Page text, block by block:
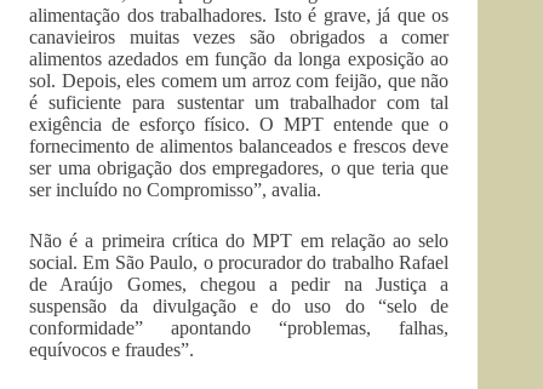
alimentação dos trabalhadores. Isto é grave, já que os
canavieiros muitas vezes são obrigados a comer
alimentos azedados em função da longa exposição ao
sol. Depois, eles comem um arroz com feijão, que não
é suficiente para sustentar um trabalhador com tal
exigência de esforço físico. O MPT entende que o
fornecimento de alimentos balanceados e frescos deve
ser uma obrigação dos empregadores, o que teria que
ser incluído no Compromisso”, avalia.
Não é a primeira crítica do MPT em relação ao selo
social. Em São Paulo, o procurador do trabalho Rafael
de Araújo Gomes, chegou a pedir na Justiça a
suspensão da divulgação e do uso do “selo de
conformidade” apontando “problemas, falhas,
equívocos e fraudes”.